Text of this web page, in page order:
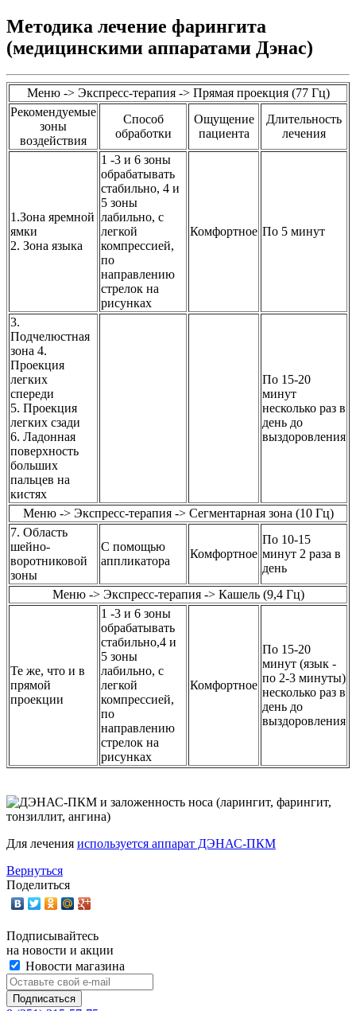
Методика лечение фарингита
(медицинскими аппаратами Дэнас)
Меню -> Экспресс-терапия -> Прямая проекция (77 Гц)
Рекомендуемые
зоны
воздействия
Способ
обработки
Ощущение
пациента
Длительность
лечения
1.Зона яремной
ямки
2. Зона языка
1 -3 и 6 зоны
обрабатывать
стабильно, 4 и
5 зоны
лабильно, с
легкой
компрессией,
по
направлению
стрелок на
рисунках
Комфортное По 5 минут
3.
Подчелюстная
зона 4.
Проекция
легких
спереди
5. Проекция
легких сзади
6. Ладонная
поверхность
больших
пальцев на
кистях
По 15-20
минут
несколько раз в
день до
выздоровления
Меню -> Экспресс-терапия -> Сегментарная зона (10 Гц)
7. Область
шейно-
воротниковой
зоны
С помощью
аппликатора
Комфортное
По 10-15
минут 2 раза в
день
Меню -> Экспресс-терапия -> Кашель (9,4 Гц)
Те же, что и в
прямой
проекции
1 -3 и 6 зоны
обрабатывать
стабильно,4 и
5 зоны
лабильно, с
легкой
компрессией,
по
направлению
стрелок на
рисунках
Комфортное
По 15-20
минут (язык -
по 2-3 минуты)
несколько раз в
день до
выздоровления
Для лечения используется аппарат ДЭНАС-ПКМ
Вернуться
Поделиться
Подписывайтесь
на новости и акции
Новости магазина